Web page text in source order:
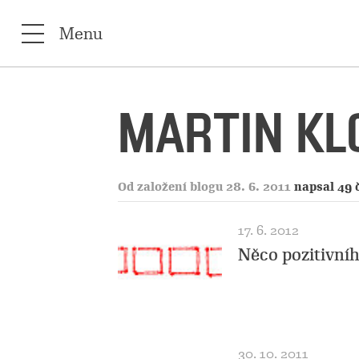
Menu
MARTIN
Od založení blogu 28. 6. 2011 napsal 49
17. 6. 2012
Něco
30. 10. 2011